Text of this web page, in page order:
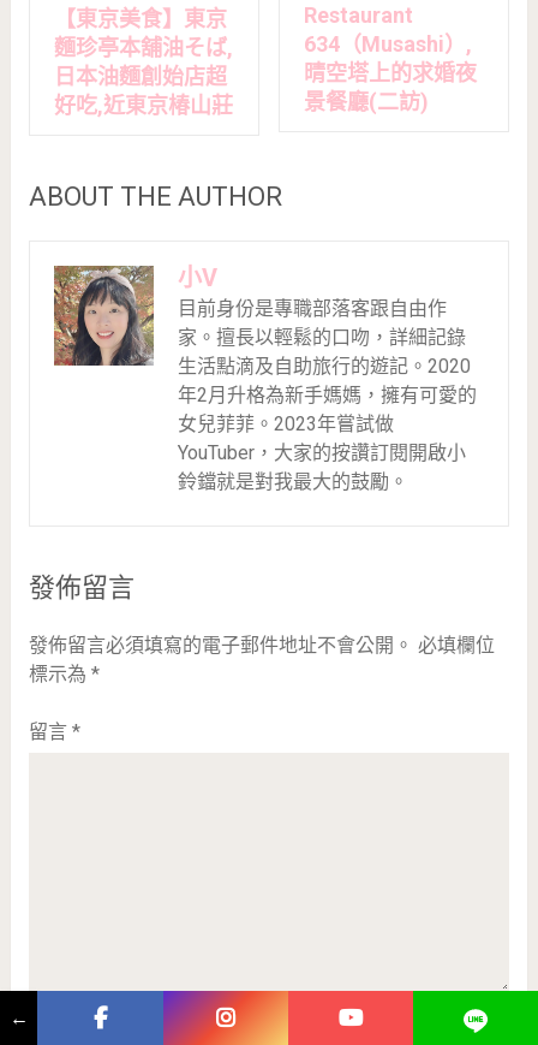
【東京美食】東京
麵珍亭本舖油そば,
日本油麵創始店超
好吃,近東京椿山莊
Restaurant
634（Musashi）,
晴空塔上的求婚夜
景餐廳(二訪)
ABOUT THE AUTHOR
小V
目前身份是專職部落客跟自由作
家。擅長以輕鬆的口吻，詳細記錄
生活點滴及自助旅行的遊記。2020
年2月升格為新手媽媽，擁有可愛的
女兒菲菲。2023年嘗試做
YouTuber，大家的按讚訂閱開啟小
鈴鐺就是對我最大的鼓勵。
發佈留言
發佈留言必須填寫的電子郵件地址不會公開。 必填欄位
標示為 *
留言 *
←